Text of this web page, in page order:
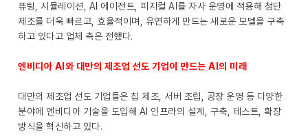
퓨팅, 시뮬레이션, AI 에이전트, 피지컬 AI를 자사 운영에 적용해 첨단
제조를 더욱 빠르고, 효율적이며, 유연하게 만드는 새로운 모델을 구축
하고 있다고 업체 측은 전했다.
엔비디아 AI와 대만의 제조업 선도 기업이 만드는 AI의 미래
대만의 제조업 선도 기업들은 칩 제조, 서버 조립, 공장 운영 등 다양한
분야에 엔비디아 기술을 도입해 AI 인프라의 설계, 구축, 테스트, 확장
방식을 혁신하고 있다.